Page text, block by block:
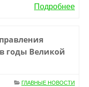
Подробнее
годы Великой
ГЛАВНЫЕ НОВОСТИ